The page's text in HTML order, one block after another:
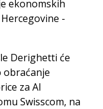
ekonomskih
-
Derighetti će
za AI
Swisscom, na